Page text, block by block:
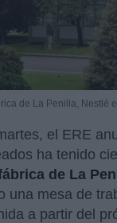
de La Penilla, Nestlé
el ERE
ha tenido
de La
una mesa de
a partir del